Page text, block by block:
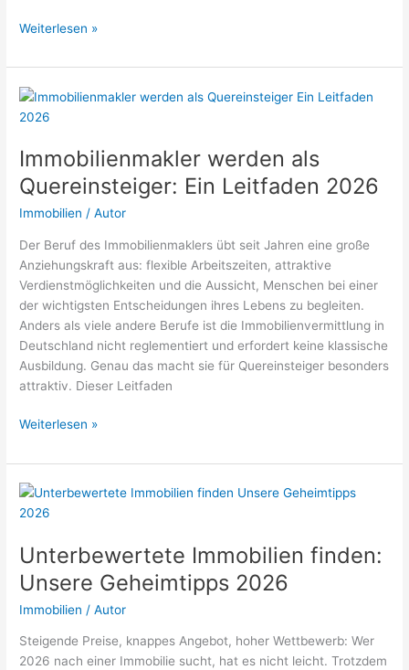
Wohnung
beleuchten:
Das
für
jedes
Zimmer
2026
Weiterlesen »
Immobilienmakler werden als
Quereinsteiger: Ein Leitfaden 2026
Immobilien /Autor
Der Beruf des Immobilienmaklers übt seit Jahren eine große
Anziehungskraft aus: flexible Arbeitszeiten, attraktive
Verdienstmöglichkeiten und die Aussicht, Menschen bei einer
der wichtigsten Entscheidungen ihres Lebens zu begleiten.
Anders als viele andere Berufe ist die Immobilienvermittlung in
Deutschland nicht reglementiert und erfordert keine klassische
Ausbildung. Genau das macht sie für Quereinsteiger besonders
attraktiv. Dieser Leitfaden
Immobilienmakler
als
Quereinsteiger:
2026
Weiterlesen »
Unterbewertete Immobilien finden:
Unsere Geheimtipps 2026
Immobilien /Autor
Steigende Preise, knappes Angebot, hoher Wettbewerb: Wer
2026 nach einer Immobilie sucht, hat es nicht leicht. Trotzdem